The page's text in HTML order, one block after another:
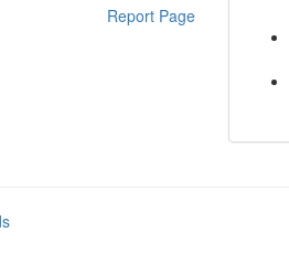
Report Page